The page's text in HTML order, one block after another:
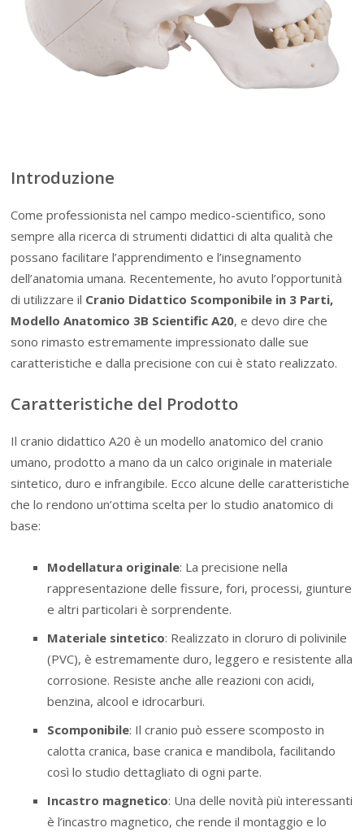
Introduzione
Come professionista nel campo medico-scientifico, sono
sempre alla ricerca di strumenti didattici di alta qualità che
possano facilitare l’apprendimento e l’insegnamento
dell’anatomia umana. Recentemente, ho avuto l’opportunità
di utilizzare il Cranio Didattico Scomponibile in 3 Parti,
Modello Anatomico 3B Scientific A20, e devo dire che
sono rimasto estremamente impressionato dalle sue
caratteristiche e dalla precisione con cui è stato realizzato.
Caratteristiche del Prodotto
Il cranio didattico A20 è un modello anatomico del cranio
umano, prodotto a mano da un calco originale in materiale
sintetico, duro e infrangibile. Ecco alcune delle caratteristiche
che lo rendono un’ottima scelta per lo studio anatomico di
base:
Modellatura originale: La precisione nella
rappresentazione delle fissure, fori, processi, giunture
e altri particolari è sorprendente.
Materiale sintetico: Realizzato in cloruro di polivinile
(PVC), è estremamente duro, leggero e resistente alla
corrosione. Resiste anche alle reazioni con acidi,
benzina, alcool e idrocarburi.
Scomponibile: Il cranio può essere scomposto in
calotta cranica, base cranica e mandibola, facilitando
così lo studio dettagliato di ogni parte.
Incastro magnetico: Una delle novità più interessanti
è l’incastro magnetico, che rende il montaggio e lo